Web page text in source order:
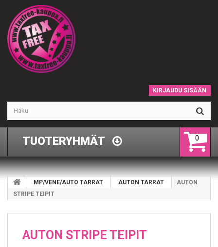
KIRJAUDU SISÄÄN
0
TUOTERYHMÄT
MP/VENE/AUTO TARRAT AUTON TARRAT
AUTON
STRIPE TEIPIT
AUTON STRIPE TEIPIT